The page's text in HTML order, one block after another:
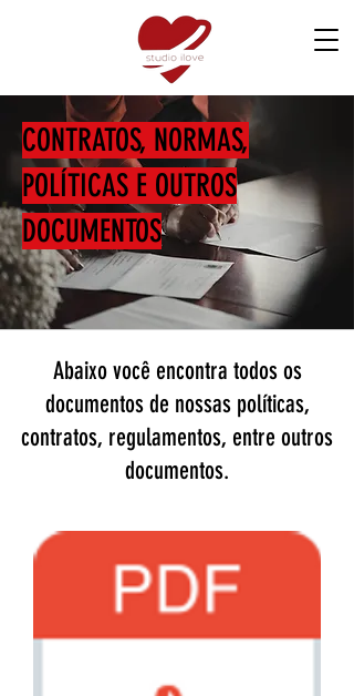
CONTRATOS, NORMAS,
POLÍTICAS E OUTROS
DOCUMENTOS
Abaixo você encontra todos os
documentos de nossas políticas,
contratos, regulamentos, entre outros
documentos.